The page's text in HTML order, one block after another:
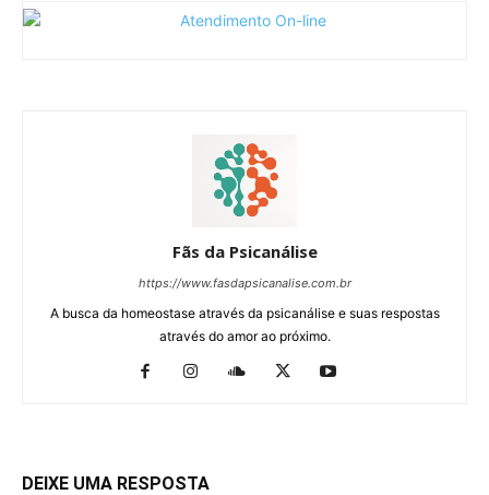
Fãs da Psicanálise
https://www.fasdapsicanalise.com.br
A busca da homeostase através da psicanálise e suas respostas
através do amor ao próximo.
DEIXE UMA RESPOSTA